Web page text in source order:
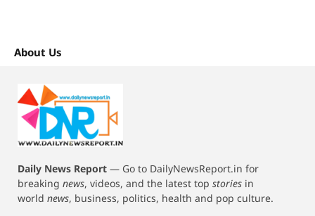
About Us
Daily News Report — Go to DailyNewsReport.in for
breaking news, videos, and the latest top stories in
world news, business, politics, health and pop culture.